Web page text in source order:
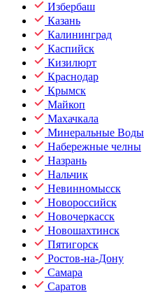
Избербаш
Казань
Калининград
Каспийск
Кизилюрт
Краснодар
Крымск
Майкоп
Махачкала
Минеральные Воды
Набережные челны
Назрань
Нальчик
Невинномысск
Новороссийск
Новочеркасск
Новошахтинск
Пятигорск
Ростов-на-Дону
Самара
Саратов